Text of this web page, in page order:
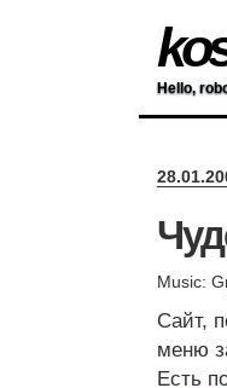
Hello,
Music:
Сайт,
меню
Есть